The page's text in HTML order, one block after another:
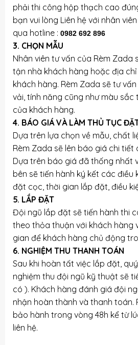
phải thi công hộp thạch cao
bạn vui lòng Liên hệ với nhân
qua hotline : 0982 692 896
3. CHỌN MẪU
Nhân viên tư vấn của Rèm Zada
tận nhà khách hàng hoặc địa
khách hàng. Rèm Zada sẽ tư
vải, tính năng cũng như màu sắc
của khách hàng.
4. BÁO GIÁ VÀ LÀM THỦ TỤC
Dựa trên lựa chọn về mẫu, chất
Rèm Zada sẽ lên báo giá chi tiết
Dựa trên báo giá đã thống nhất
bên sẽ tiến hành ký kết các điều
đặt cọc, thời gian lắp đặt, điều
5. LẮP ĐẶT
Đội ngũ lắp đặt sẽ tiến hành thi
theo thỏa thuận với khách hàng
gian để khách hàng chủ động
6. NGHIỆM THU THANH TOÁN
Sau khi hoàn tất việc lắp đặt,
nghiệm thu đội ngũ kỹ thuật sẽ
có ). Khách hàng đánh giá đội
nhận hoàn thành và thanh toán.
bảo hành trong vòng 48h kể từ
liên hệ.